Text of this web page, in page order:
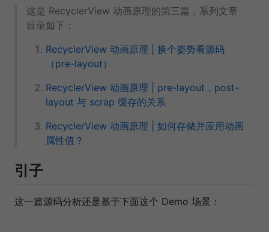
这是 RecyclerView 动画原理的第三篇，系列文章
目录如下：
RecyclerView 动画原理 | 换个姿势看源码
（pre-layout）
RecyclerView 动画原理 | pre-layout，post-
layout 与 scrap 缓存的关系
RecyclerView 动画原理 | 如何存储并应用动画
属性值？
引子
这一篇源码分析还是基于下面这个 Demo 场景：